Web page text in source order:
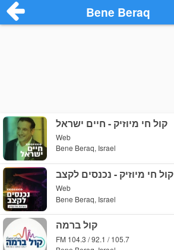
Bene Beraq
קול חי מיוזיק - חיים ישראל
Web
Bene Beraq, Israel
קול חי מיוזיק - נכנסים לקצב
Web
Bene Beraq, Israel
קול ברמה
FM 104.3 / 92.1 / 105.7